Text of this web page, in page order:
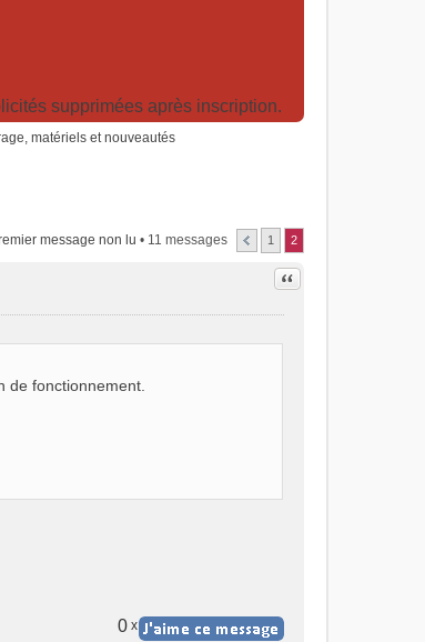
supprimées après inscription.
matériels et nouveautés
message non lu • 11 messages 1 2
Citer
de fonctionnement.
0 x